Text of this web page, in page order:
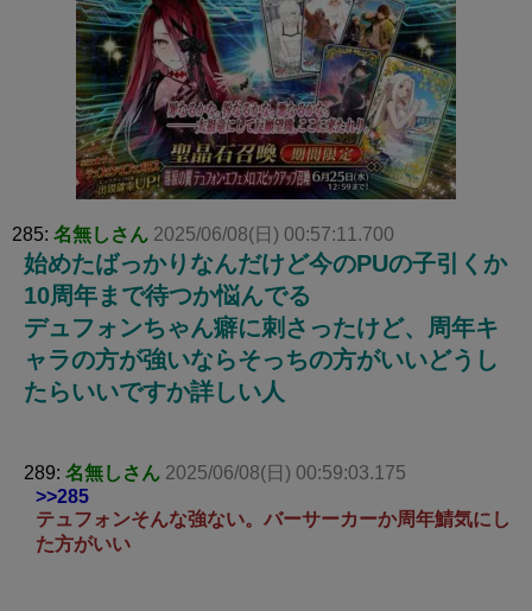
285: 名無しさん 2025/06/08(日) 00:57:11.700
始めたばっかりなんだけど今のPUの子引くか
10周年まで待つか悩んでる
デュフォンちゃん癖に刺さったけど、周年キ
ャラの方が強いならそっちの方がいいどうし
たらいいですか詳しい人
289: 名無しさん 2025/06/08(日) 00:59:03.175
>>285
テュフォンそんな強ない。バーサーカーか周年鯖気にし
た方がいい